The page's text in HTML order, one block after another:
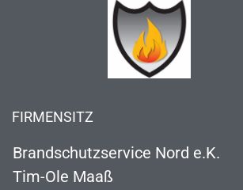
FIRMENSITZ
Brandschutzservice Nord e.K.
Tim-Ole Maaß